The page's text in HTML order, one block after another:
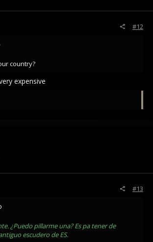
#12
country?
expensive
#13
¿Puedo pillarme una? Es pa tener de
escudero de ES.